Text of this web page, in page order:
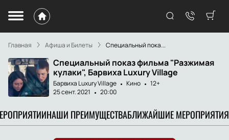
Главная Афиша и Билеты Специальный пока...
Специальный показ фильма "Разжимая
кулаки", Барвиха Luxury Village
Барвиха Luxury Village Кино
12+
25 сент. 2021
20:00
НАШИ ПРЕИМУЩЕСТВАБЛИЖАЙШИЕ МЕРОПРИЯТИЯ